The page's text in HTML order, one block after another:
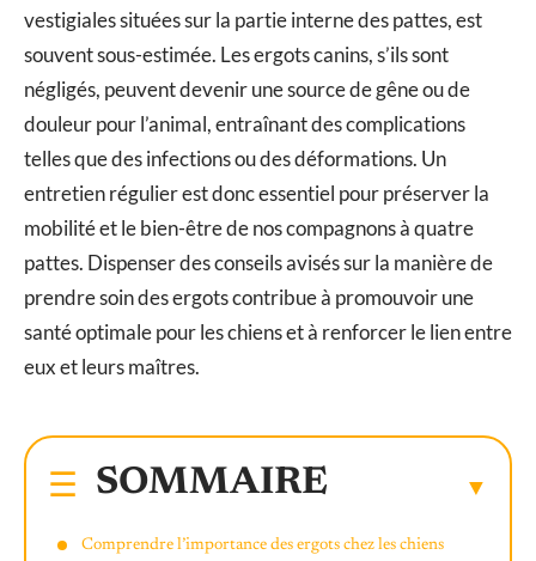
vestigiales situées sur la partie interne des pattes, est
souvent sous-estimée. Les ergots canins, s’ils sont
négligés, peuvent devenir une source de gêne ou de
douleur pour l’animal, entraînant des complications
telles que des infections ou des déformations. Un
entretien régulier est donc essentiel pour préserver la
mobilité et le bien-être de nos compagnons à quatre
pattes. Dispenser des conseils avisés sur la manière de
prendre soin des ergots contribue à promouvoir une
santé optimale pour les chiens et à renforcer le lien entre
eux et leurs maîtres.
SOMMAIRE
Comprendre l’importance des ergots chez les chiens